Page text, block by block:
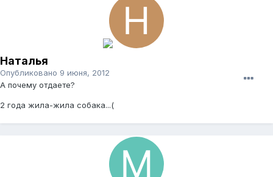
Наталья
Опубликовано 9 июня, 2012
А почему отдаете?
2 года жила-жила собака...(